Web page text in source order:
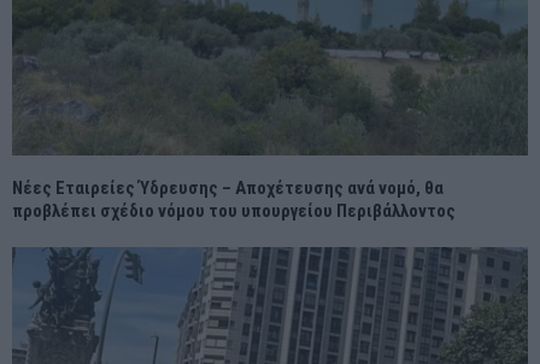
Νέες Εταιρείες Ύδρευσης – Αποχέτευσης ανά νομό, θα
προβλέπει σχέδιο νόμου του υπουργείου Περιβάλλοντος